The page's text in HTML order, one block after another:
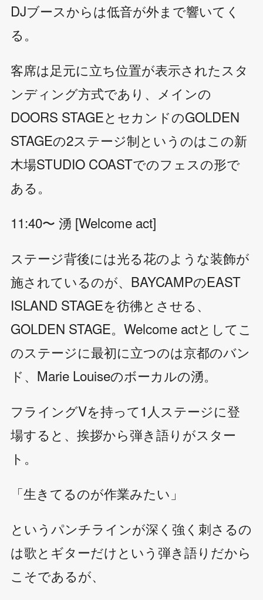
DJブースからは低音が外まで響いてく
る。
客席は足元に立ち位置が表示されたスタ
ンディング方式であり、メインの
DOORS STAGEとセカンドのGOLDEN
STAGEの2ステージ制というのはこの新
木場STUDIO COASTでのフェスの形で
ある。
11:40〜 湧 [Welcome act]
ステージ背後には光る花のような装飾が
施されているのが、BAYCAMPのEAST
ISLAND STAGEを彷彿とさせる、
GOLDEN STAGE。Welcome actとしてこ
のステージに最初に立つのは京都のバン
ド、Marie Louiseのボーカルの湧。
フライングVを持って1人ステージに登
場すると、挨拶から弾き語りがスター
ト。
「生きてるのが作業みたい」
というパンチラインが深く強く刺さるの
は歌とギターだけという弾き語りだから
こそであるが、